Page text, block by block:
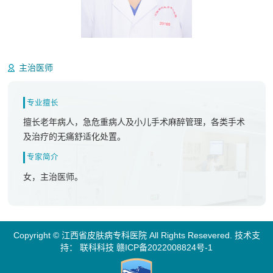
主治医师
专业擅长
擅长老年病人，急危重病人及小儿手术麻醉管理，各类手术
及治疗的无痛舒适化处置。
专家简介
女，主治医师。
Copyright © 江西省皮肤病专科医院 All Rights Resevered. 技术支
持： 联科科技 赣ICP备2022008824号-1